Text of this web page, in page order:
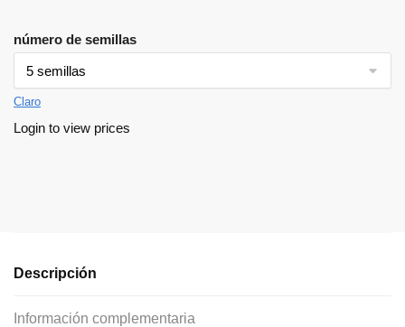
número de semillas
Claro
Login to view prices
Descripción
Información complementaria